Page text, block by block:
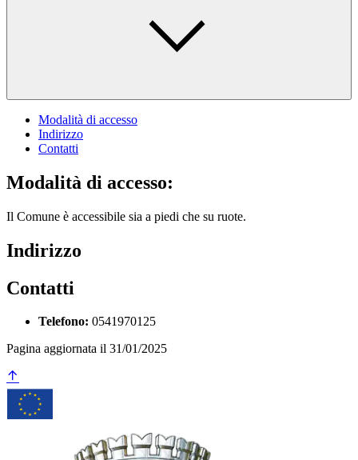
Modalità di accesso
Indirizzo
Contatti
Modalità di accesso:
Il Comune è accessibile sia a piedi che su ruote.
Indirizzo
Contatti
Telefono: 0541970125
Pagina aggiornata il 31/01/2025